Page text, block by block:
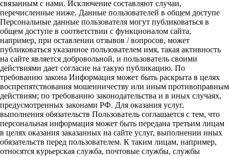
связанным с нами. Исключение составляют случаи,
перечисленные ниже. Данные пользователей в общем доступе
Персональные данные пользователя могут публиковаться в
общем доступе в соответствии с функционалом сайта,
например, при оставлении отзывов / вопросов, может
публиковаться указанное пользователем имя, такая активность
на сайте является добровольной, и пользователь своими
действиями дает согласие на такую публикацию. По
требованию закона Информация может быть раскрыта в целях
воспрепятствования мошенничеству или иным противоправным
действиям; по требованию законодательства и в иных случаях,
предусмотренных законами РФ. Для оказания услуг,
выполнения обязательств Пользователь соглашается с тем, что
персональная информация может быть передана третьим лицам
в целях оказания заказанных на сайте услуг, выполнении иных
обязательств перед пользователем. К таким лицам, например,
относятся курьерская служба, почтовые службы, службы